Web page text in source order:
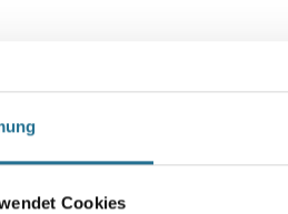
Cookies